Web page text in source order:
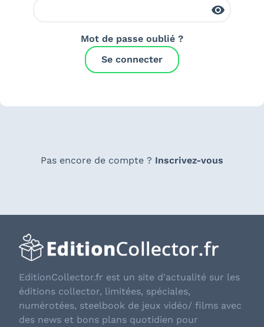
Mot de passe oublié ?
Se connecter
Pas encore de compte ? Inscrivez-vous
EditionCollector.fr est un site d'actualité sur les
éditions collector, limitées, spéciales,
numérotées, steelbook de jeux vidéo/ films avec
des news et bons plans quotidien pour